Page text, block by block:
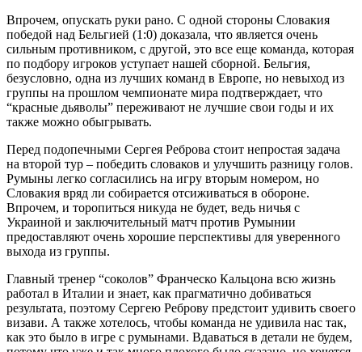
Впрочем, опускать руки рано. С одной стороны Словакия
победой над Бельгией (1:0) доказала, что является очень
сильным противником, с другой, это все еще команда, которая
по подбору игроков уступает нашей сборной. Бельгия,
безусловно, одна из лучших команд в Европе, но невыход из
группы на прошлом чемпионате мира подтверждает, что
“красные дьяволы” переживают не лучшие свои годы и их
также можно обыгрывать.
Перед подопечными Сергея Реброва стоит непростая задача
на второй тур – победить словаков и улучшить разницу голов.
Румыны легко согласились на игру вторым номером, но
Словакия вряд ли собирается отсиживаться в обороне.
Впрочем, и торопиться никуда не будет, ведь ничья с
Украиной и заключительный матч против Румынии
предоставляют очень хорошие перспективы для уверенного
выхода из группы.
Главный тренер “соколов” Франческо Кальцона всю жизнь
работал в Италии и знает, как прагматично добиваться
результата, поэтому Сергею Реброву предстоит удивить своего
визави. А также хотелось, чтобы команда не удивила нас так,
как это было в игре с румынами. Вдаваться в детали не будем,